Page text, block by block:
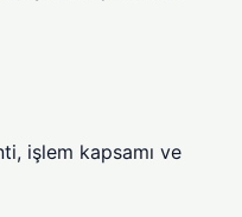
işlem kapsamı ve